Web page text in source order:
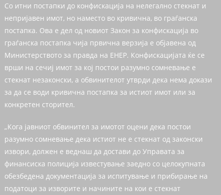
Со итни постапки до конфискација на нелегално стекнат и
непријавен имот, но наместо во кривична, во граѓанска
постапка. Ова е дел од новиот Закон за конфискација во
граѓанска постапка чија првична верзија е објавена од
Министерството за правда на ЕНЕР. Конфискацијата ќе се
врши на сечиј имот за кој постои разумно сомневање е
стекнат незаконски, а обвинителот утврди дека нема докази
за да се води кривична постапка за истиот имот или за
конкретен сторител.
„Кога јавниот обвинител за имотот оцени дека постои
разумно сомневање дека истиот не е стекнат од законски
извори, должен е веднаш да достави до Управата за
финансиска полиција известување заедно со целокупната
обезбедена документација за испитување и прибирање на
податоци за изворите и начините на кои е стекнат